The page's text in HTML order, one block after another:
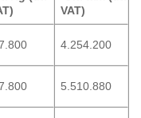
VAT)
4.254.200
5.510.880